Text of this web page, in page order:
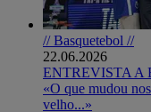
// Basquetebol //
22.06.2026
ENTREVISTA A
«O que mudou
velho...»